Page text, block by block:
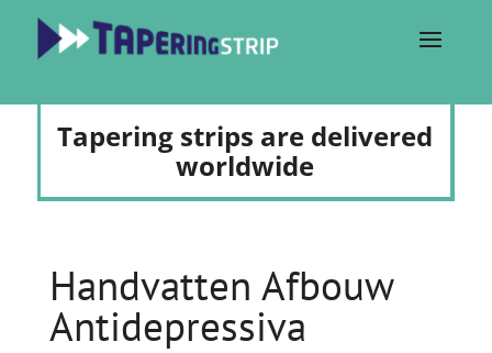
Tapering strips are delivered
worldwide
Handvatten Afbouw
Antidepressiva